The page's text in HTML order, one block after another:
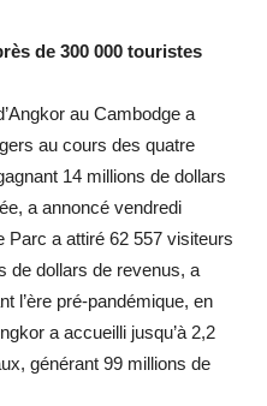
de 300 000 touristes
au Cambodge a
au cours des quatre
14 millions de dollars
a annoncé vendredi
Parc a attiré 62 557 visiteurs
de dollars de revenus, a
l’ère pré-pandémique, en
a accueilli jusqu’à 2,2
générant 99 millions de